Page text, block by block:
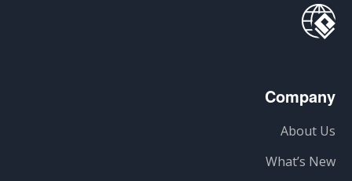
Company
About Us
What’s New